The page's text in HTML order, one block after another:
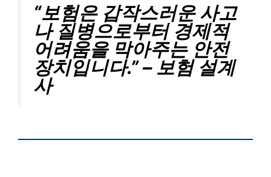
“보험은 갑작스러운 사고
나 질병으로부터 경제적
어려움을 막아주는 안전
장치입니다.” – 보험 설계
사